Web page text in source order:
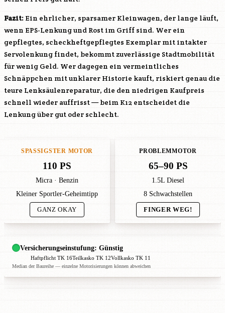
Fazit: Ein ehrlicher, sparsamer Kleinwagen, der lange läuft,
wenn EPS-Lenkung und Rost im Griff sind. Wer ein
gepflegtes, scheckheftgepflegtes Exemplar mit intakter
Servolenkung findet, bekommt zuverlässige Stadtmobilität
für wenig Geld. Wer dagegen ein vermeintliches
Schnäppchen mit unklarer Historie kauft, riskiert genau die
teure Lenksäulenreparatur, die den niedrigen Kaufpreis
schnell wieder auffrisst — beim K12 entscheidet die
Lenkung über gut oder schlecht.
SPASSIGSTER MOTOR
110 PS
Micra · Benzin
Kleiner Sportler-Geheimtipp
GANZ OKAY
PROBLEMMOTOR
65–90 PS
1.5L Diesel
8 Schwachstellen
FINGER WEG!
Versicherungseinstufung: Günstig
Haftpflicht TK 16Teilkasko TK 12Vollkasko TK 11
Median der Baureihe — einzelne Motorisierungen können abweichen